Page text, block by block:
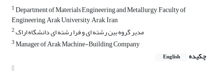
1Department of Materials Engineering and Metallurgy, Faculty of
Engineering, Arak University, Arak, Iran
2مدیر گروه بین رشته ای و فرا رشته ای دانشگاه اراک
3Manager of Arak Machine-Building Company
چکیده
English